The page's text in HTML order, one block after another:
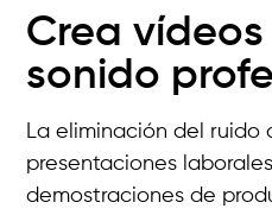
Crea
sonido
La eliminación del ruido
presentaciones
demostraciones de